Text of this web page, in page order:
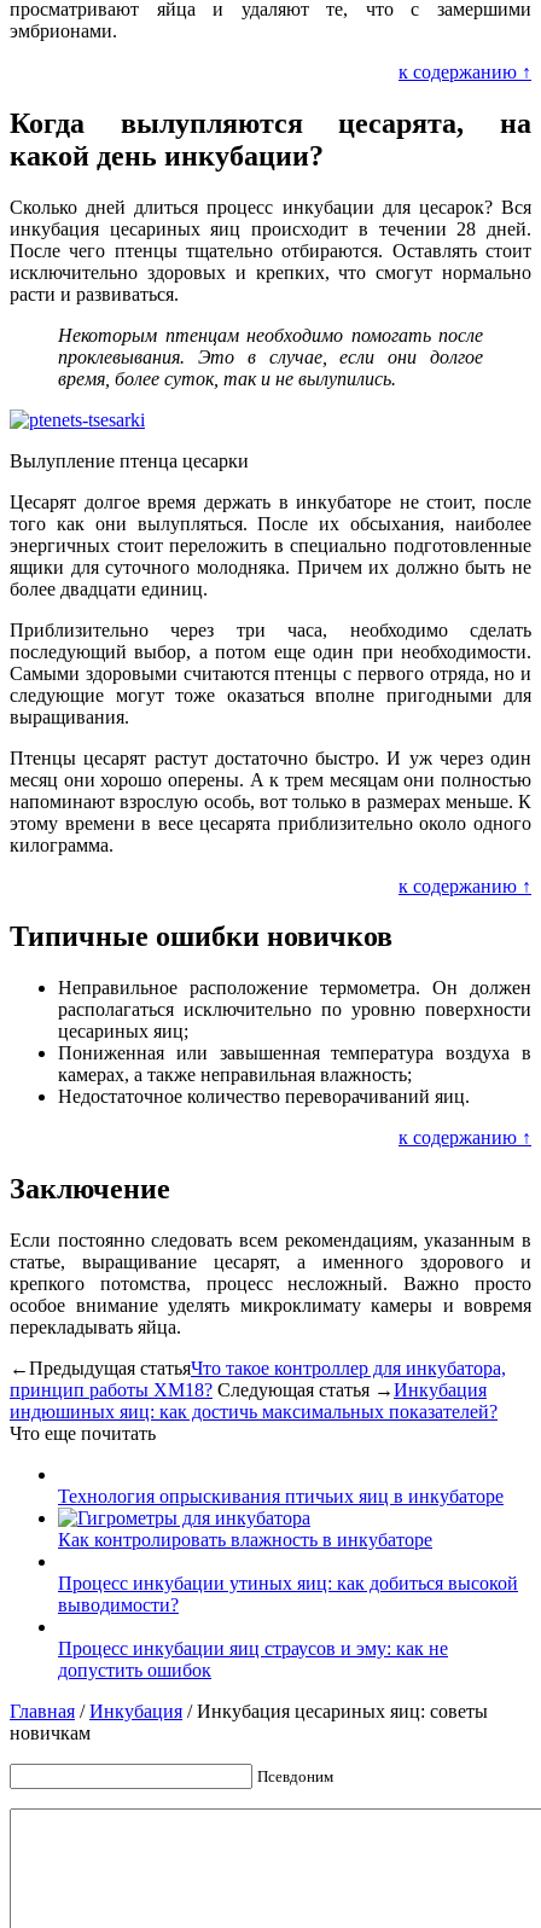
просматривают яйца и удаляют те, что с замершими
эмбрионами.
к содержанию ↑
Когда вылупляются цесарята, на
какой день инкубации?
Сколько дней длиться процесс инкубации для цесарок? Вся
инкубация цесариных яиц происходит в течении 28 дней.
После чего птенцы тщательно отбираются. Оставлять стоит
исключительно здоровых и крепких, что смогут нормально
расти и развиваться.
Некоторым птенцам необходимо помогать после
проклевывания. Это в случае, если они долгое
время, более суток, так и не вылупились.
Вылупление птенца цесарки
Цесарят долгое время держать в инкубаторе не стоит, после
того как они вылупляться. После их обсыхания, наиболее
энергичных стоит переложить в специально подготовленные
ящики для суточного молодняка. Причем их должно быть не
более двадцати единиц.
Приблизительно через три часа, необходимо сделать
последующий выбор, а потом еще один при необходимости.
Самыми здоровыми считаются птенцы с первого отряда, но и
следующие могут тоже оказаться вполне пригодными для
выращивания.
Птенцы цесарят растут достаточно быстро. И уж через один
месяц они хорошо оперены. А к трем месяцам они полностью
напоминают взрослую особь, вот только в размерах меньше. К
этому времени в весе цесарята приблизительно около одного
килограмма.
к содержанию ↑
Типичные ошибки новичков
Неправильное расположение термометра. Он должен
располагаться исключительно по уровню поверхности
цесариных яиц;
Пониженная или завышенная температура воздуха в
камерах, а также неправильная влажность;
Недостаточное количество переворачиваний яиц.
к содержанию ↑
Заключение
Если постоянно следовать всем рекомендациям, указанным в
статье, выращивание цесарят, а именного здорового и
крепкого потомства, процесс несложный. Важно просто
особое внимание уделять микроклимату камеры и вовремя
перекладывать яйца.
←Предыдущая статьяЧто такое контроллер для инкубатора,
принцип работы XM18? Следующая статья →Инкубация
индюшиных яиц: как достичь максимальных показателей?
Что еще почитать
Технология опрыскивания птичьих яиц в инкубаторе
Как контролировать влажность в инкубаторе
Процесс инкубации утиных яиц: как добиться высокой
выводимости?
Процесс инкубации яиц страусов и эму: как не
допустить ошибок
Главная /Инкубация /Инкубация цесариных яиц: советы
новичкам
Псевдоним